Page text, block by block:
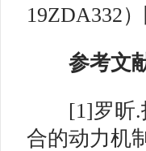
19ZDA332
参考文献
[1]罗昕.技
合的动力机